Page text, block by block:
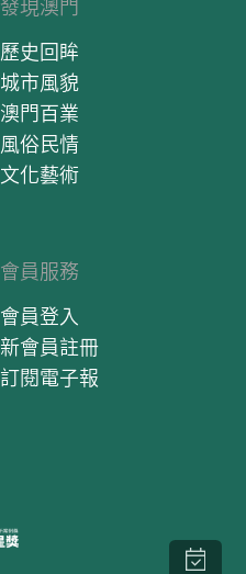
發現澳門
歷史回眸
城市風貌
澳門百業
風俗民情
文化藝術
會員服務
會員登入
新會員註冊
訂閱電子報